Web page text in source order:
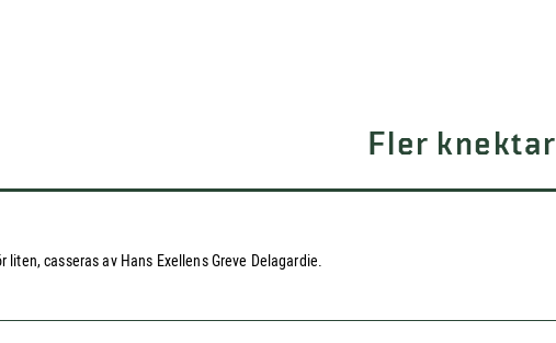
Fler knektar
liten, casseras av Hans Exellens Greve Delagardie.